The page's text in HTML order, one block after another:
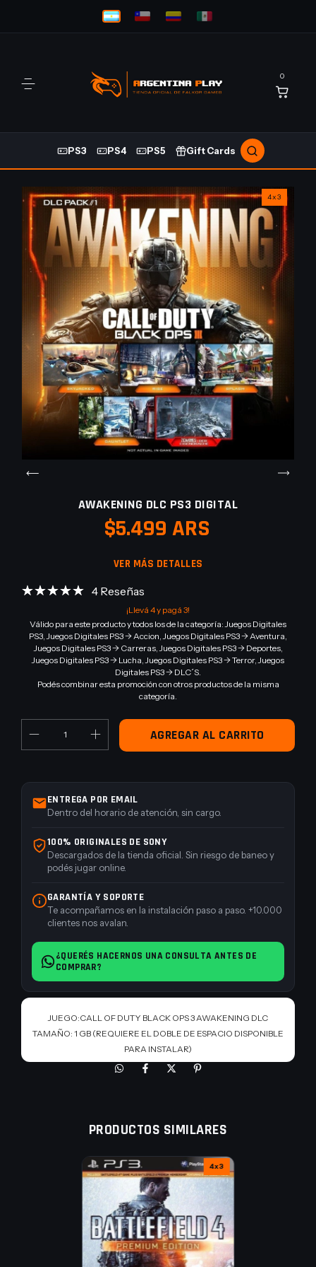
0
PS3 PS4 PS5 Gift Cards
4x3
AWAKENING DLC PS3 DIGITAL
$5.499 ARS
VER MÁS DETALLES
4 Reseñas
¡Llevá 4 y pagá 3!
Válido para este producto y todos los de la categoría: Juegos Digitales
PS3, Juegos Digitales PS3 -> Accion, Juegos Digitales PS3 -> Aventura,
Juegos Digitales PS3 -> Carreras, Juegos Digitales PS3 -> Deportes,
Juegos Digitales PS3 -> Lucha, Juegos Digitales PS3 -> Terror, Juegos
Digitales PS3 -> DLC´S.
Podés combinar esta promoción con otros productos de la misma
categoría.
ENTREGA POR EMAIL
Dentro del horario de atención, sin cargo.
100% ORIGINALES DE SONY
Descargados de la tienda oficial. Sin riesgo de baneo y
podés jugar online.
GARANTÍA Y SOPORTE
Te acompañamos en la instalación paso a paso. +10.000
clientes nos avalan.
¿QUERÉS HACERNOS UNA CONSULTA ANTES DE
COMPRAR?
JUEGO:CALL OF DUTY BLACK OPS 3 AWAKENING DLC
TAMAÑO: 1 GB (REQUIERE EL DOBLE DE ESPACIO DISPONIBLE
PARA INSTALAR)
IDIOMA: INGLES
MODIFICACIONES)
CUALQUIER MODELO DE PS3 ES VALIDO
CONEXION A INTERNET Y EL ESPACIO EN DISCO
MENCIONADO
UNA VEZ HECHA LA OFERTA, LEER EL MENSAJE QUE TE
ENVIAMOS
PRODUCTOS SIMILARES
4x3